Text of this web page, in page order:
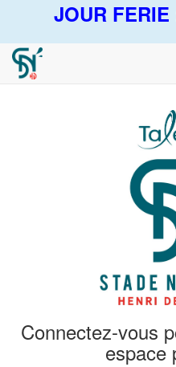
JOUR FERIE
Connectez-vous
espace